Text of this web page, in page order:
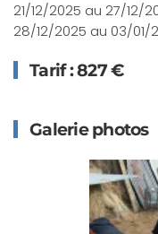
21/12/2025 au 27/12/
28/12/2025 au 03/01/
Tarif : 827 €
Galerie photos